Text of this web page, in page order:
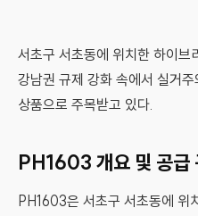
서초구 서초동에 위치한 하이브
강남권 규제 강화 속에서 실거
상품으로 주목받고 있다.
PH1603 개요 및 공급
PH1603은 서초구 서초동에 위